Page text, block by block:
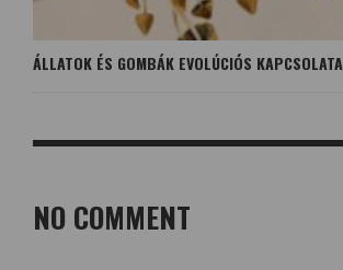
ÁLLATOK ÉS GOMBÁK EVOLÚCIÓS KAPCSOLATA
NO COMMENT